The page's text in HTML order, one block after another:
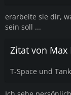
erarbeite sie dir,
sein soll ...
Zitat von Max
T-Space und